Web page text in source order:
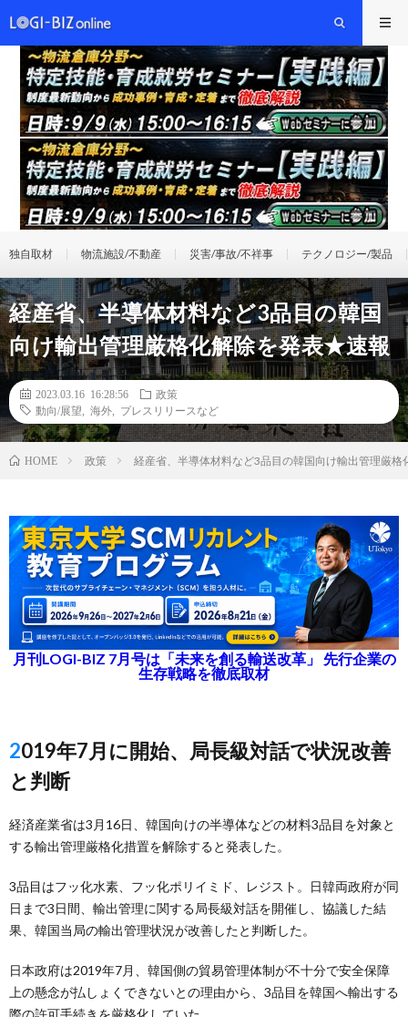
独自取材 物流施設/不動産 災害/事故/不祥事 テクノロジー/製品
経産省、半導体材料など3品目の韓国
向け輸出管理厳格化解除を発表★速報
2023.03.16 16:28:56
政策
動向/展望
海外 プレスリリースなど
HOME 政策 経産省、半導体材料など3品目の韓国向け輸出管理厳
月刊LOGI-BIZ 7月号は「未来を創る輸送改革」 先行企業の
生存戦略を徹底取材
2019年7月に開始、局長級対話で状況改善
と判断
経済産業省は3月16日、韓国向けの半導体などの材料3品目を対象と
する輸出管理厳格化措置を解除すると発表した。
3品目はフッ化水素、フッ化ポリイミド、レジスト。日韓両政府が同
日まで3日間、輸出管理に関する局長級対話を開催し、協議した結
果、韓国当局の輸出管理状況が改善したと判断した。
日本政府は2019年7月、韓国側の貿易管理体制が不十分で安全保障
上の懸念が払しょくできないとの理由から、3品目を韓国へ輸出する
際の許可手続きを厳格化していた。